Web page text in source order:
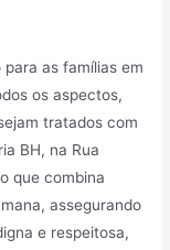
as famílias em
os aspectos,
tratados com
BH, na Rua
que combina
assegurando
e respeitosa,